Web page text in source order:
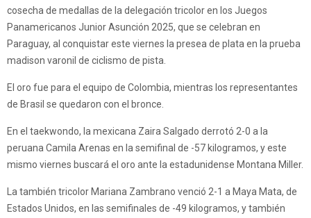
cosecha de medallas de la delegación tricolor en los Juegos
Panamericanos Junior Asunción 2025, que se celebran en
Paraguay, al conquistar este viernes la presea de plata en la prueba
madison varonil de ciclismo de pista.
El oro fue para el equipo de Colombia, mientras los representantes
de Brasil se quedaron con el bronce.
En el taekwondo, la mexicana Zaira Salgado derrotó 2-0 a la
peruana Camila Arenas en la semifinal de -57 kilogramos, y este
mismo viernes buscará el oro ante la estadunidense Montana Miller.
La también tricolor Mariana Zambrano venció 2-1 a Maya Mata, de
Estados Unidos, en las semifinales de -49 kilogramos, y también